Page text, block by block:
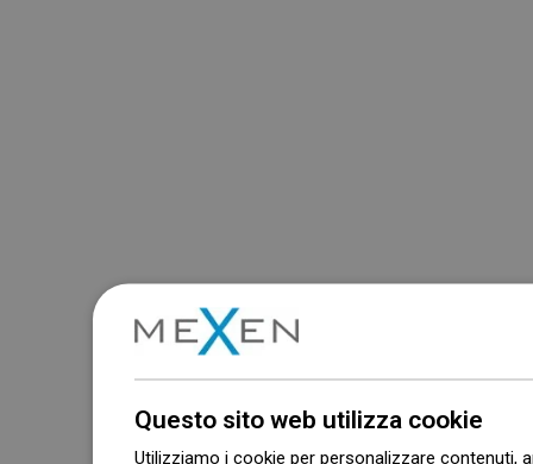
Questo sito web utilizza cookie
Utilizziamo i cookie per personalizzare contenuti,